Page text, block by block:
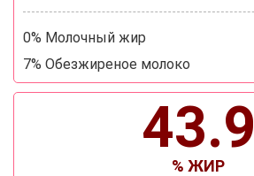
0% Молочный жир
7% Обезжиреное молоко
43.9
% ЖИР